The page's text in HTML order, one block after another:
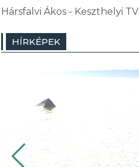
Hársfalvi Ákos - Keszthelyi TV
HÍRKÉPEK